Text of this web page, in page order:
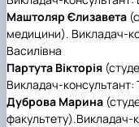
Маштоляр Єлизавета
медицини). Викладач-
Василівна
Партута Вікторія
Викладач-
Дуброва Марина
факультету).Викладач-